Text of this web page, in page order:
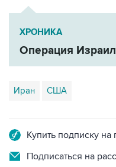
ХРОНИКА
Операция
Иран США
Подписаться на
Получать